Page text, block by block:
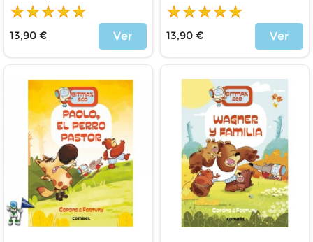
13,90 €
Ver
13,90 €
Ver